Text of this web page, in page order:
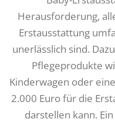
Herausforderung,
Erstausstattung
unerlässlich sind.
Pflegeprodukte
Kinderwagen oder
2.000 Euro für die
darstellen kann.